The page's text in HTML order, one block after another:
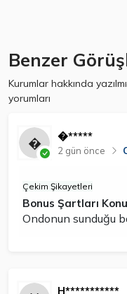
Benzer
Kurumlar hakkında
yorumları
�*****
2 gün önce
Çekim Şikayetleri
Bonus Şartları
Ondonun sunduğu
H***********